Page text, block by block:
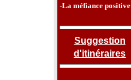
-La méfiance positive
Suggestion
d'itinéraires